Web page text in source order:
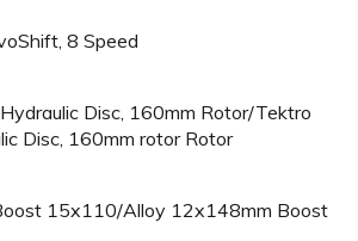
8 Speed
Disc, 160mm Rotor/Tektro
Disc, 160mm rotor Rotor
15x110/Alloy 12x148mm Boost